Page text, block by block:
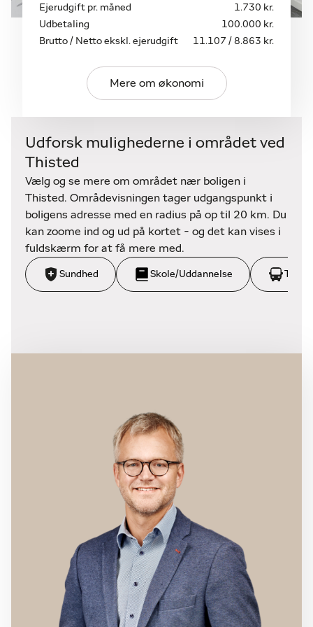
samtidig et meget roligt område.
Der medfølger et solcelleanlæg, som muliggør en
En velindrettet bolig med god plads både inde og
Kontakt home Thisted for yderligere information
eller for at aftale en fremvisning.
Ejerudgift pr. måned
1.730 kr.
Udbetaling
100.000 kr.
Brutto / Netto ekskl. ejerudgift
11.107 / 8.863 kr.
Mere om økonomi
Udforsk mulighederne i området ved
Thisted
Vælg og se mere om området nær boligen i
Thisted. Områdevisningen tager udgangspunkt i
boligens adresse med en radius på op til 20 km. Du
kan zoome ind og ud på kortet - og det kan vises i
fuldskærm for at få mere med.
Sundhed Skole/Uddannelse